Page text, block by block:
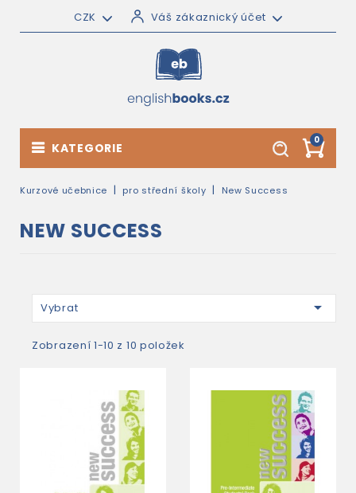
CZK Váš zákaznický účet
0
KATEGORIE
Kurzové učebnice pro střední školy New Success
NEW SUCCESS
Vybrat 
Zobrazení 1-10 z 10 položek